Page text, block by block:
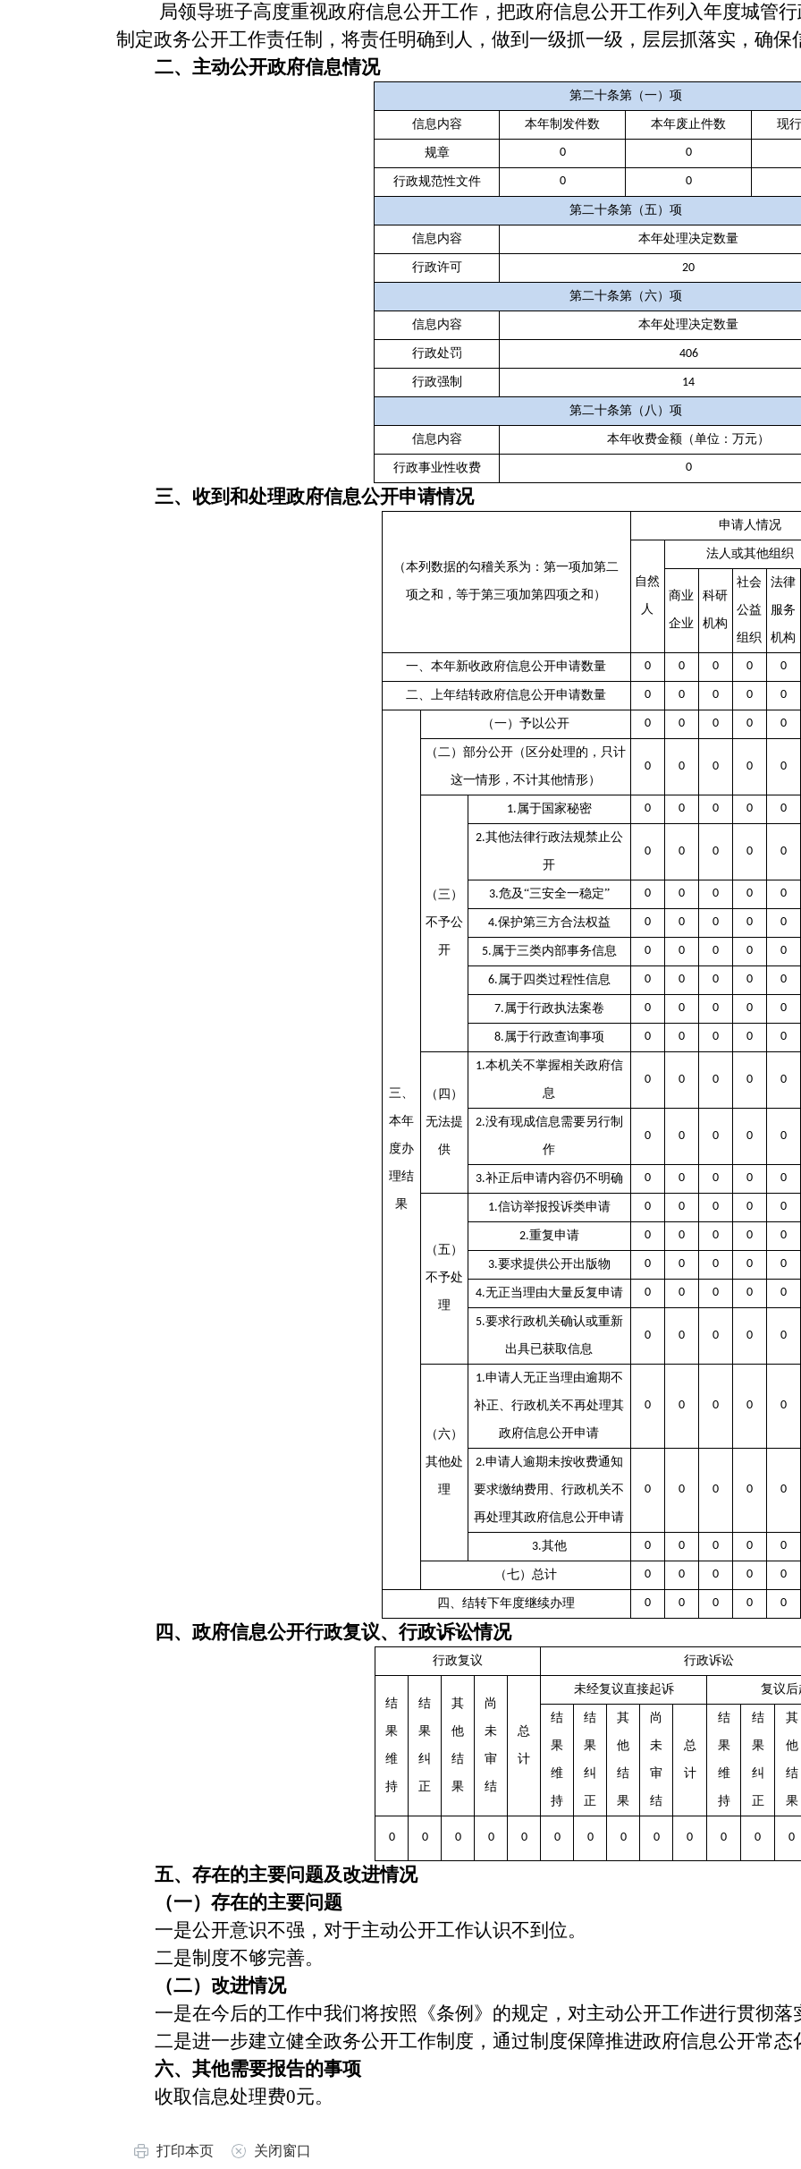
局领导班子高度重视政府信息公开工作，把政府信息公开工作列入年度城管
制定政务公开工作责任制，将责任明确到人，做到一级抓一级，层层抓落实，确保
二、主动公开政府信息情况
第二十条第（一）项
信息内容 本年制发件数 本年废止件数 现
规章 0 0
行政规范性文件 0 0
第二十条第（五）项
信息内容 本年处理决定数量
行政许可 20
第二十条第（六）项
信息内容 本年处理决定数量
行政处罚 406
行政强制 14
第二十条第（八）项
信息内容 本年收费金额（单位：万元）
行政事业性收费 0
三、收到和处理政府信息公开申请情况
（本列数据的勾稽关系为：第一项加第二
项之和，等于第三项加第四项之和）
申请人情况
自然
人
法人或其他组织
商业
企业
科研
机构
社会
公益
组织
法律
服务
机构
一、本年新收政府信息公开申请数量 0 0 0 0 0
二、上年结转政府信息公开申请数量 0 0 0 0 0
三、
本年
度办
理结
果
（一）予以公开 0 0 0 0 0
（二）部分公开（区分处理的，只计
这一情形，不计其他情形）
0 0 0 0 0
（三）
不予公
开
1. 属于国家秘密 0 0 0 0 0
2.其他法律行政法规禁止公
开
0 0 0 0 0
3.危及“三安全一稳定” 0 0 0 0 0
4.保护第三方合法权益 0 0 0 0 0
5. 属于三类内部事务信息 0 0 0 0 0
6. 属于四类过程性信息 0 0 0 0 0
7. 属于行政执法案卷 0 0 0 0 0
8. 属于行政查询事项 0 0 0 0 0
（四）
无法提
供
1.本机关不掌握相关政府信
息
0 0 0 0 0
2.没有现成信息需要另行制
作
0 0 0 0 0
3.补正后申请内容仍不明确 0 0 0 0 0
（五）
不予处
理
1.信访举报投诉类申请 0 0 0 0 0
2.重复申请 0 0 0 0 0
3.要求提供公开出版物 0 0 0 0 0
4.无正当理由大量反复申请 0 0 0 0 0
5.要求行政机关确认或重新
出具已获取信息
0 0 0 0 0
（六）
其他处
理
1.申请人无正当理由逾期不
补正、行政机关不再处理其
政府信息公开申请
0 0 0 0 0
2.申请人逾期未按收费通知
要求缴纳费用、行政机关不
再处理其政府信息公开申请
0 0 0 0 0
3.其他 0 0 0 0 0
（七）总计 0 0 0 0 0
四、结转下年度继续办理 0 0 0 0 0
四、政府信息公开行政复议、行政诉讼情况
行政复议 行政诉讼
结
果
维
持
结
果
纠
正
其
他
结
果
尚
未
审
结
总
计
未经复议直接起诉 复议后
结
果
维
持
结
果
纠
正
其
他
结
果
尚
未
审
结
总
计
结
果
维
持
结
果
纠
正
其
他
结
果
0 0 0 0 0 0 0 0 0 0 0 0 0
五、存在的主要问题及改进情况
（一）存在的主要问题
一是公开意识不强，对于主动公开工作认识不到位。
二是制度不够完善。
（二）改进情况
一是在今后的工作中我们将按照《条例》的规定，对主动公开工作进行贯彻
二是进一步建立健全政务公开工作制度，通过制度保障推进政府信息公开常态
六、其他需要报告的事项
收取信息处理费0元。
打印本页 关闭窗口